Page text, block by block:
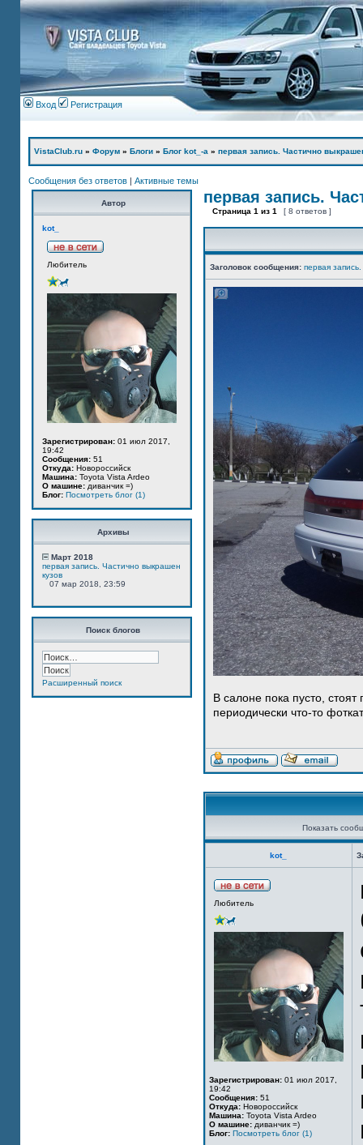
Вход Регистрация
VistaClub.ru » Форум » Блоги » Блог kot_-а » первая запись. Частично
Сообщения без ответов | Активные темы
Автор
kot_
Любитель
Зарегистрирован: 01 июл 2017,
19:42
Сообщения: 51
Откуда: Новороссийск
Машина: Toyota Vista Ardeo
О машине: диванчик =)
Блог: Посмотреть блог (1)
Архивы
Март 2018
первая запись. Частично выкрашен
кузов
07 мар 2018, 23:59
Поиск блогов
Расширенный поиск
первая запись.
Страница 1 из 1 [ 8 ответов ]
Заголовок сообщения: первая
В салоне пока пусто,
периодически что-то
Показать
kot_
Любитель
Зарегистрирован: 01 июл 2017,
19:42
Сообщения: 51
Откуда: Новороссийск
Машина: Toyota Vista Ardeo
О машине: диванчик =)
Блог: Посмотреть блог (1)